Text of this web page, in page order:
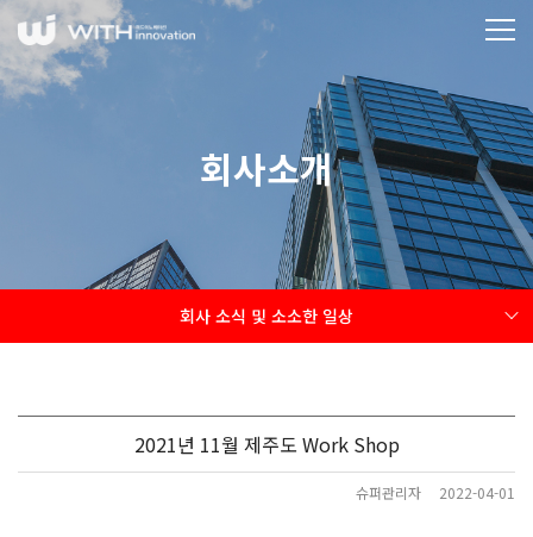
회사소개
회사 소식 및 소소한 일상
2021년 11월 제주도 Work Shop
슈퍼관리자 2022-04-01